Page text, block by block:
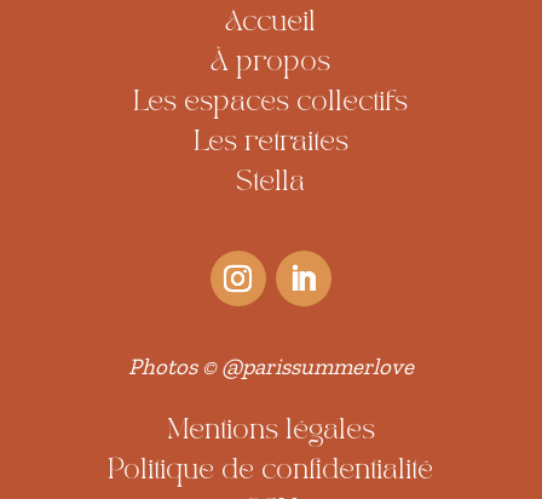
Accueil
À propos
Les espaces collectifs
Les retraites
Stella
Photos ©@parissummerlove
Mentions légales
Politique de confidentialité